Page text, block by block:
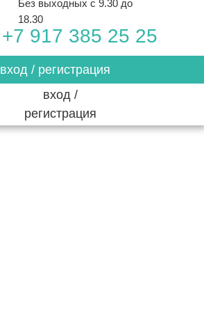
Без выходных с 9.30 до
18.30
+7 917 385 25 25
вход / регистрация
вход /
регистрация